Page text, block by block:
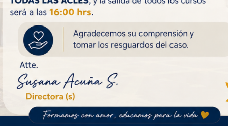
Lunes 03: Feria de la Educación Superior
asiste IV°A y IV°B
Martes 04: Jornada Pastoral 4to B
San Bernardo.
Ver Todos